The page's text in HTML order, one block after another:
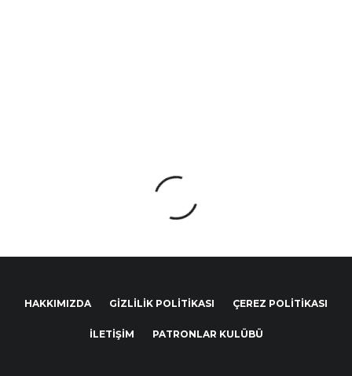
HAKKIMIZDA GIZLILIK POLITIKASI ÇEREZ POLITIKASI
İLETIŞIM PATRONLAR KULÜBÜ